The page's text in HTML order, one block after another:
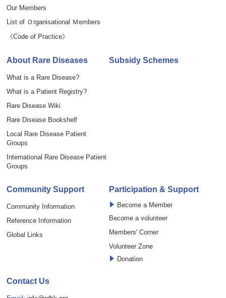
Our Members
List of Ｏrganisational Ｍembers
《Code of Practice》
About Rare Diseases
What is a Rare Disease?
What is a Patient Registry?
Rare Disease Wiki
Rare Disease Bookshelf
Local Rare Disease Patient
Groups
International Rare Disease Patient
Groups
Subsidy Schemes
Community Support
Community Information
Reference Information
Global Links
Participation & Support
Become a Member
Become a volunteer
Members' Corner
Volunteer Zone
Donation
Contact Us